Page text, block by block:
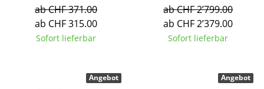
Akkuleuchten
... alle Leuchten
Doppelbetten
ab CHF 371.00
ab CHF 315.00
Sofort lieferbar
ab CHF 2’799.00
ab CHF 2’379.00
Sofort lieferbar
Angebot Angebot